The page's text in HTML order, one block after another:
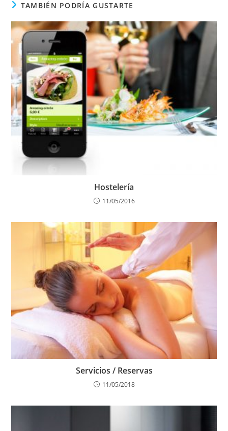
TAMBIÉN PODRÍA GUSTARTE
Hostelería
11/05/2016
Servicios / Reservas
11/05/2018